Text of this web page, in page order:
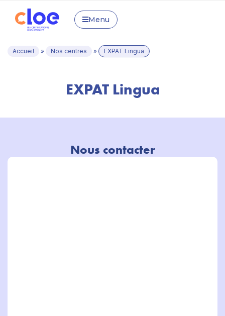
Menu
Accueil » Nos centres » EXPAT Lingua
EXPAT Lingua
Nous contacter